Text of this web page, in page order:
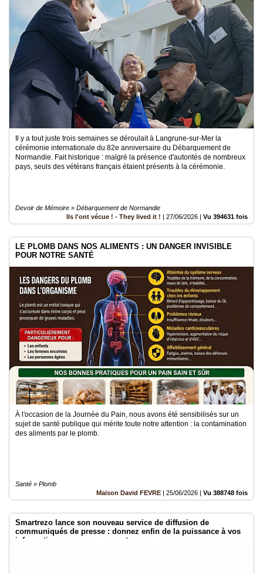
Il y a tout juste trois semaines se déroulait à Langrune-sur-Mer la
cérémonie internationale du 82e anniversaire du Débarquement de
Normandie. Fait historique : malgré la présence d'autorités de nombreux
pays, seuls des vétérans français étaient présents à la cérémonie.
Devoir de Mémoire » Débarquement de Normandie
Ils l'ont vécue ! - They lived it ! | 27/06/2026 | Vu 394631 fois
LE PLOMB DANS NOS ALIMENTS : UN DANGER INVISIBLE
POUR NOTRE SANTÉ
À l'occasion de la Journée du Pain, nous avons été sensibilisés sur un
sujet de santé publique qui mérite toute notre attention : la contamination
des aliments par le plomb.
Santé » Plomb
Maison David FEVRE | 25/06/2026 | Vu 388748 fois
Smartrezo lance son nouveau service de diffusion de
communiqués de presse : donnez enfin de la puissance à vos
informations sans engagement.